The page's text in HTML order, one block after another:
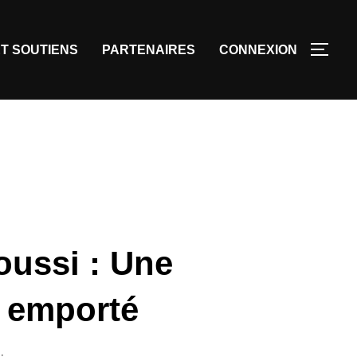
SOUTIENS PARTENAIRES CONNEXION
: Une